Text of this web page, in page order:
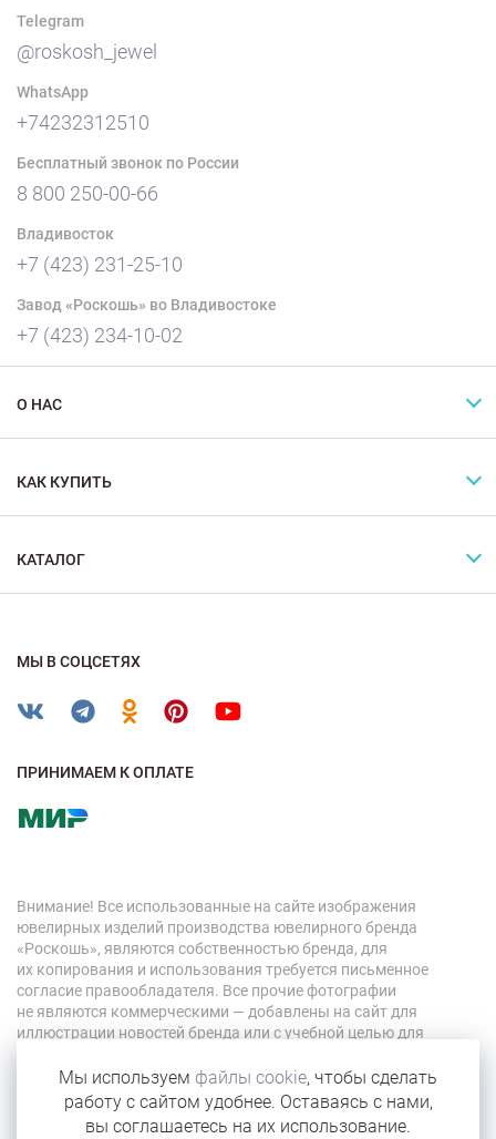
Telegram
@roskosh_jewel
WhatsApp
+74232312510
Бесплатный звонок по России
8 800 250-00-66
Владивосток
+7 (423) 231-25-10
Завод «Роскошь» во Владивостоке
+7 (423) 234-10-02
О НАС
КАК КУПИТЬ
КАТАЛОГ
МЫ В СОЦСЕТЯХ
ПРИНИМАЕМ К ОПЛАТЕ
Внимание! Все использованные на сайте изображения
ювелирных изделий производства ювелирного бренда
«Роскошь», являются собственностью бренда, для
их копирования и использования требуется письменное
согласие правообладателя. Все прочие фотографии
не являются коммерческими — добавлены на сайт для
иллюстрации новостей бренда или с учебной целью для
© 2026 «Роскошь»
Мы используем файлы cookie, чтобы сделать
работу с сайтом удобнее. Оставаясь с нами,
вы соглашаетесь на их использование.